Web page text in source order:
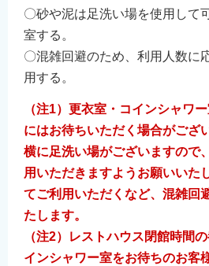
〇砂や泥は足洗い場を使用して
室する。
〇混雑回避のため、利用人数に
用する。
（注1）更衣室・コインシャワ
にはお待ちいただく場合がござ
横に足洗い場がございますので
用いただきますようお願いいた
てご利用いただくなど、混雑回
たします。
（注2）レストハウス閉館時間
インシャワー室をお待ちのお客